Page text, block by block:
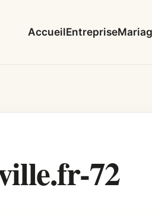
AccueilEntreprise
72